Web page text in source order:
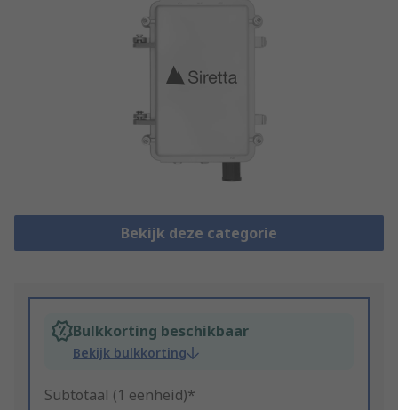
Bekijk deze categorie
Bulkkorting beschikbaar
Bekijk bulkkorting
Subtotaal (1 eenheid)*